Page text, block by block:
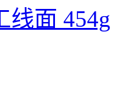
线面 454g